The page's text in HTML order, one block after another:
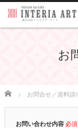
お
Home お問合せ／資料請
お問い合わせ内容 必須